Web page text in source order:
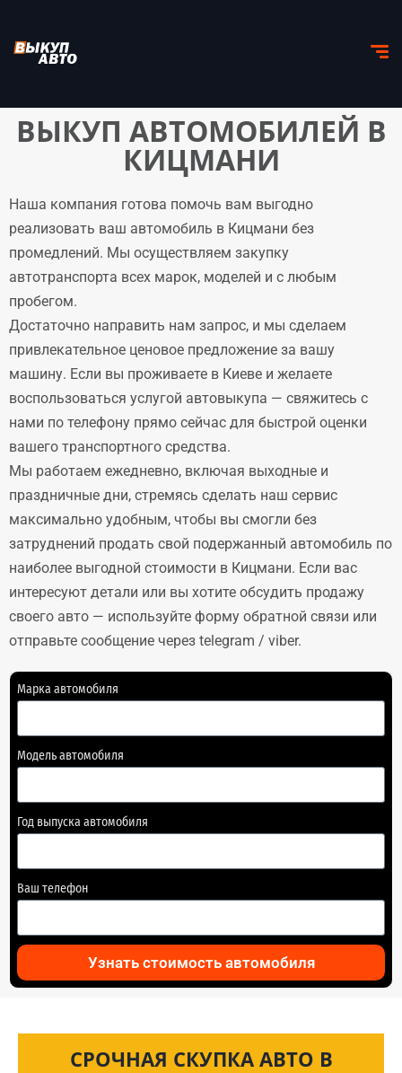
ВЫКУП АВТОМОБИЛЕЙ В
КИЦМАНИ
Наша компания готова помочь вам выгодно
реализовать ваш автомобиль в Кицмани без
промедлений. Мы осуществляем закупку
автотранспорта всех марок, моделей и с любым
пробегом.
Достаточно направить нам запрос, и мы сделаем
привлекательное ценовое предложение за вашу
машину. Если вы проживаете в Киеве и желаете
воспользоваться услугой автовыкупа — свяжитесь с
нами по телефону прямо сейчас для быстрой оценки
вашего транспортного средства.
Мы работаем ежедневно, включая выходные и
праздничные дни, стремясь сделать наш сервис
максимально удобным, чтобы вы смогли без
затруднений продать свой подержанный автомобиль по
наиболее выгодной стоимости в Кицмани. Если вас
интересуют детали или вы хотите обсудить продажу
своего авто — используйте форму обратной связи или
отправьте сообщение через telegram / viber.
Марка автомобиля
Модель автомобиля
Год выпуска автомобиля
Ваш телефон
Узнать стоимость автомобиля
СРОЧНАЯ СКУПКА АВТО В